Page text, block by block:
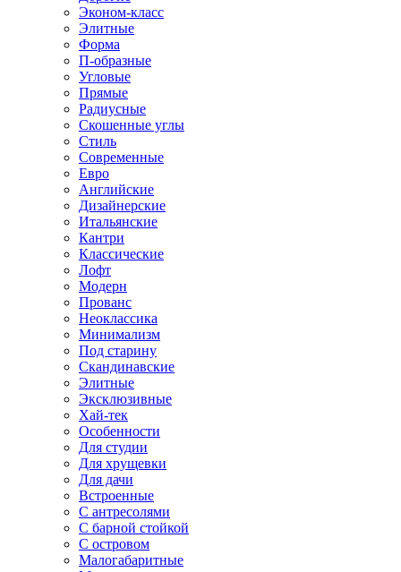
Эконом-класс
Элитные
Форма
П-образные
Угловые
Прямые
Радиусные
Скошенные углы
Стиль
Современные
Евро
Английские
Дизайнерские
Итальянские
Кантри
Классические
Лофт
Модерн
Прованс
Неоклассика
Минимализм
Под старину
Скандинавские
Элитные
Эксклюзивные
Хай-тек
Особенности
Для студии
Для хрущевки
Для дачи
Встроенные
С антресолями
С барной стойкой
С островом
Малогабаритные